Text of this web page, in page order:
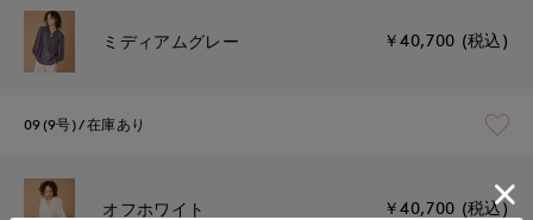
ミディアムグレー ￥40,700 (税込)
09(9号) 在庫あり
オフホワイト ￥40,700 (税込)